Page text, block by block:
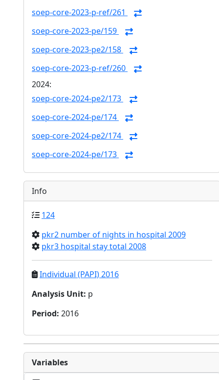
soep-core-2023-p-ref/261
soep-core-2023-pe/159
soep-core-2023-pe2/158
soep-core-2023-p-ref/260
2024:
soep-core-2024-pe2/173
soep-core-2024-pe/174
soep-core-2024-pe2/174
soep-core-2024-pe/173
Info
124
pkr2 number of nights in hospital 2009
pkr3 hospital stay total 2008
Individual (PAPI) 2016
Analysis Unit: p
Period: 2016
Variables